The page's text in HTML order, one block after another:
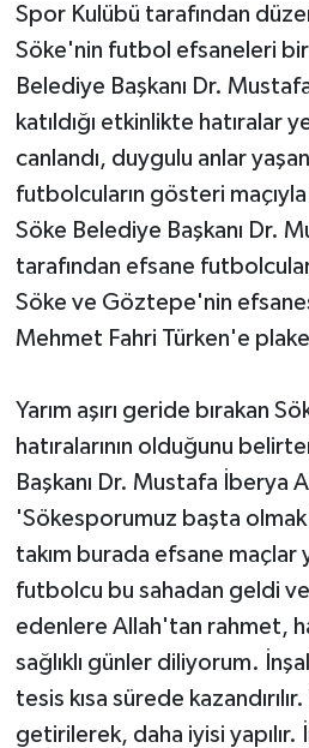
Spor Kulübü tarafından
Söke'nin futbol efsaneleri
Belediye Başkanı Dr.
katıldığı etkinlikte hatıralar
canlandı, duygulu anlar
futbolcuların gösteri
Söke Belediye Başkanı Dr.
tarafından efsane futbolcular
Söke ve Göztepe'nin
Mehmet Fahri Türken'e
Yarım aşırı geride bırakan
hatıralarının olduğunu
Başkanı Dr. Mustafa İberya
'Sökesporumuz başta olmak
takım burada efsane maçlar
futbolcu bu sahadan geldi
edenlere Allah'tan rahmet,
sağlıklı günler diliyorum.
tesis kısa sürede
getirilerek, daha iyisi yapılır.